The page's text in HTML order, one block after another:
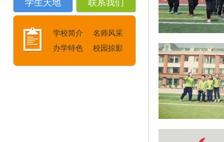
学生天地 联系我们
学校简介
名师风采
办学特色
校园掠影